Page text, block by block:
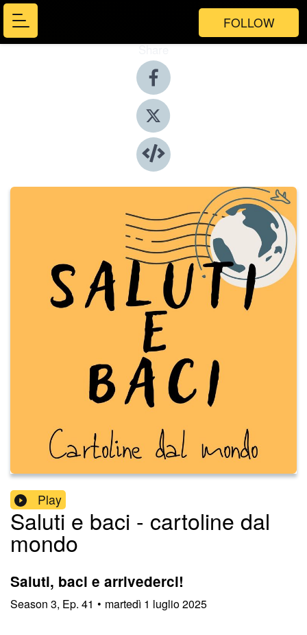
FOLLOW
Share
Play
Saluti e baci - cartoline dal
mondo
Saluti, baci e arrivederci!
Season 3, Ep. 41 • martedì 1 luglio 2025